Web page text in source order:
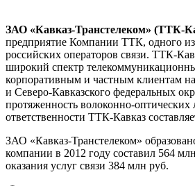
ЗАО «Кавказ-Транстелеком» (ТТК-
предприятие Компании ТТК, одного
российских операторов связи. ТТК-
широкий спектр
корпоративным и частным клиентам
и Северо-Кавказского федеральных
протяженность волоконно-оптических
ответственности ТТК-Кавказ
ЗАО «Кавказ-Транстелеком»
компании в 2012 году составил 564
оказания услуг связи 384 млн руб.